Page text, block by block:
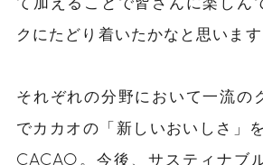
クにたどり着いたかなと思います
それぞれの分野において一流の
でカカオの「新しいおいしさ」
CACAO。今後、サスティナブ